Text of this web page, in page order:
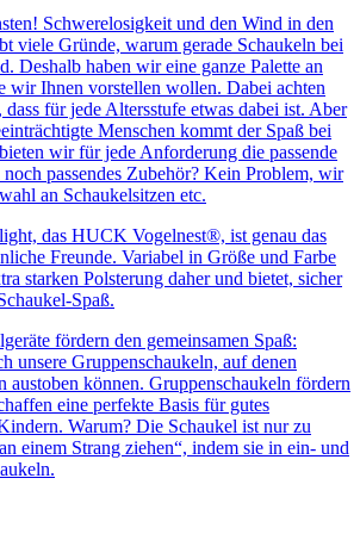
Schwerelosigkeit und den Wind in den
viele Gründe, warum gerade Schaukeln bei
Deshalb haben wir eine ganze Palette an
wir Ihnen vorstellen wollen. Dabei achten
für jede Altersstufe etwas dabei ist. Aber
Menschen kommt der Spaß bei
wir für jede Anforderung die passende
passendes Zubehör? Kein Problem, wir
an Schaukelsitzen etc.
das HUCK Vogelnest®, ist genau das
Freunde. Variabel in Größe und Farbe
starken Polsterung daher und bietet, sicher
Spaß.
fördern den gemeinsamen Spaß:
unsere Gruppenschaukeln, auf denen
austoben können. Gruppenschaukeln fördern
eine perfekte Basis für gutes
Warum? Die Schaukel ist nur zu
einem Strang ziehen“, indem sie in ein- und